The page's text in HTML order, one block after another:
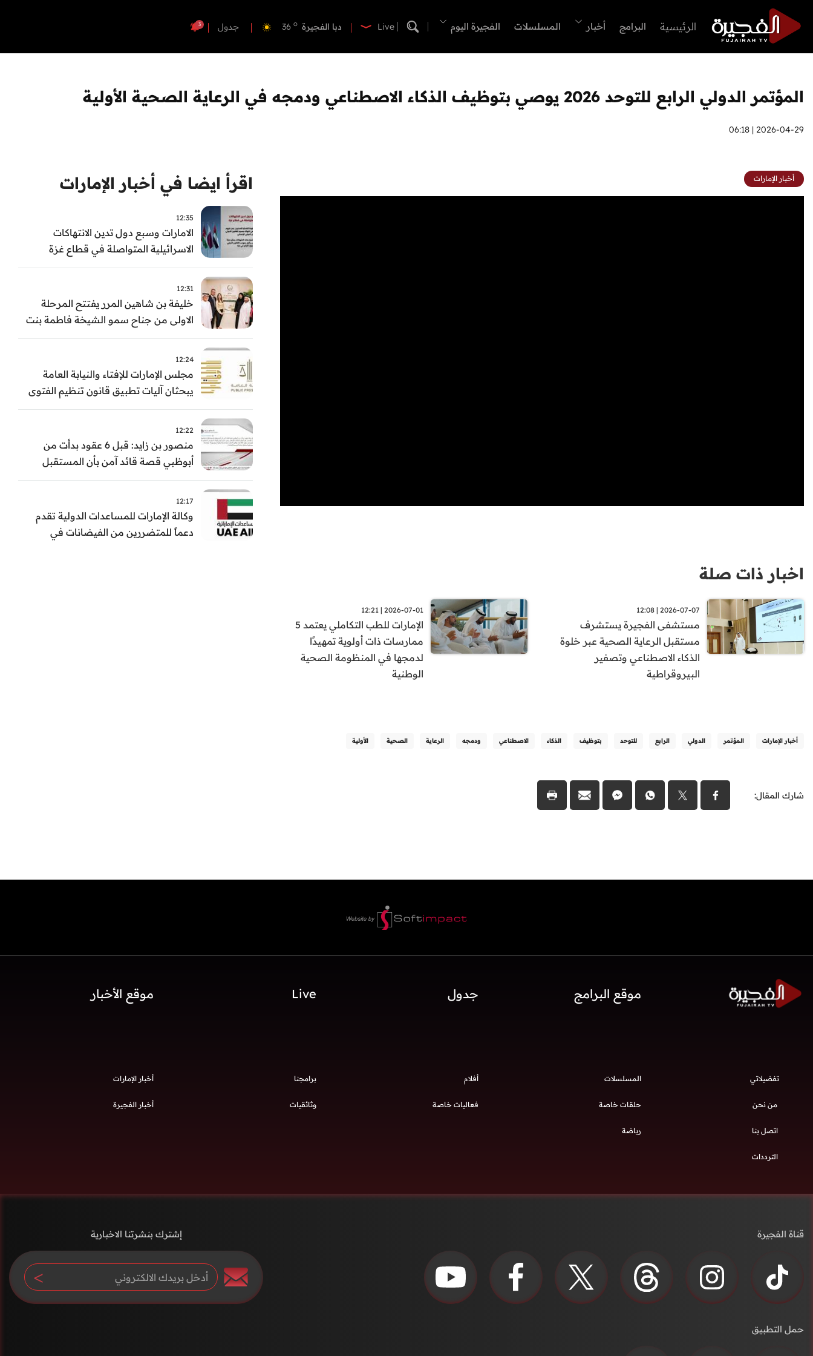
الرئيسية البرامج أخبار المسلسلات الفجيرة اليوم Live دبا الفجيرة 36 o
أم القيوين 39 o
جدول 3
المؤتمر الدولي الرابع للتوحد 2026 يوصي بتوظيف الذكاء الاصطناعي ودمجه في الرعاية الصحية الأولية
2026-04-29 | 06:18
أخبار الإمارات
اخبار ذات صلة
2026-07-07 | 12:08
مستشفى الفجيرة يستشرف
مستقبل الرعاية الصحية عبر خلوة
الذكاء الاصطناعي وتصفير
البيروقراطية
2026-07-01 | 12:21
الإمارات للطب التكاملي يعتمد 5
ممارسات ذات أولوية تمهيدًا
لدمجها في المنظومة الصحية
الوطنية
أخبار الإمارات المؤتمر الدولي الرابع للتوحد بتوظيف الذكاء الاصطناعي ودمجه الرعاية الصحية الأولية
شارك المقال:
اقرأ ايضا في أخبار الإمارات
12:35
الامارات وسبع دول تدين الانتهاكات
الاسرائيلية المتواصلة في قطاع غزة
12:31
خليفة بن شاهين المرر يفتتح المرحلة
الاولى من جناح سمو الشيخة فاطمة بنت
مبارك للجراحة النسائية والتوليد في
12:24
مجلس الإمارات للإفتاء والنيابة العامة
يبحثان آليات تطبيق قانون تنظيم الفتوى
وضبط المخالفات
12:22
منصور بن زايد: قبل 6 عقود بدأت من
أبوظبي قصة قائد آمن بأن المستقبل
يُصنع بالإرادة والعمل
12:17
وكالة الإمارات للمساعدات الدولية تقدم
دعماً للمتضررين من الفيضانات في
موقع البرامج جدول Live موقع الأخبار
تفضيلاتي
من نحن
اتصل بنا
الترددات
المسلسلات أفلام برامجنا
حلقات خاصة فعاليات خاصة وثائقيات
رياضة
أخبار الإمارات
أخبار الفجيرة
قناة الفجيرة
حمل التطبيق
إشترك بنشرتنا الاخبارية